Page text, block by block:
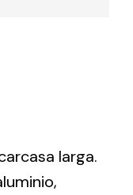
de
larga.